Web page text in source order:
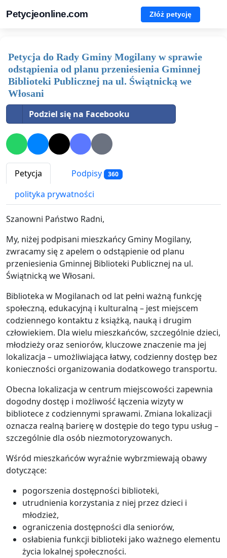
Petycjeonline.com Złóż petycję
Petycja do Rady Gminy Mogilany w sprawie
odstąpienia od planu przeniesienia Gminnej
Biblioteki Publicznej na ul. Świątnicką we
Włosani
Podziel się na Facebooku
Petycja Podpisy 360
polityka prywatności
Szanowni Państwo Radni,
My, niżej podpisani mieszkańcy Gminy Mogilany,
zwracamy się z apelem o odstąpienie od planu
przeniesienia Gminnej Biblioteki Publicznej na ul.
Świątnicką we Włosani.
Biblioteka w Mogilanach od lat pełni ważną funkcję
społeczną, edukacyjną i kulturalną – jest miejscem
codziennego kontaktu z książką, nauką i drugim
człowiekiem. Dla wielu mieszkańców, szczególnie dzieci,
młodzieży oraz seniorów, kluczowe znaczenie ma jej
lokalizacja – umożliwiająca łatwy, codzienny dostęp bez
konieczności organizowania dodatkowego transportu.
Obecna lokalizacja w centrum miejscowości zapewnia
dogodny dostęp i możliwość łączenia wizyty w
bibliotece z codziennymi sprawami. Zmiana lokalizacji
oznacza realną barierę w dostępie do tego typu usług –
szczególnie dla osób niezmotoryzowanych.
Wśród mieszkańców wyraźnie wybrzmiewają obawy
dotyczące:
pogorszenia dostępności biblioteki,
utrudnienia korzystania z niej przez dzieci i
młodzież,
ograniczenia dostępności dla seniorów,
osłabienia funkcji biblioteki jako ważnego elementu
życia lokalnej społeczności.